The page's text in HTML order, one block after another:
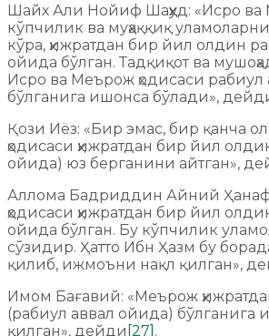
Шайх Али Нойиф Шаҳҳуд: «Исро ва
кўпчилик ва муҳаққиқ
кўра, ҳижратдан бир йил олдин
ойида бўлган. Тадқиқот ва
Исро ва Меърож ҳодисаси рабиул
бўлганига ишонса бўлади»,
Қози Иёз: «Бир эмас, бир қанча
ҳодисаси ҳижратдан бир йил
ойида) юз берганини айтган»,
Аллома Бадриддин Айний
ҳодисаси ҳижратдан бир йил
ойида бўлган. Бу кўпчилик
сўзидир. Ҳатто Ибн Ҳазм бу
қилиб, ижмоъни нақл қилган»,
Имом Бағавий: «Меърож
(рабиул аввал ойида) бўлганига
қилган», дейди [27] .